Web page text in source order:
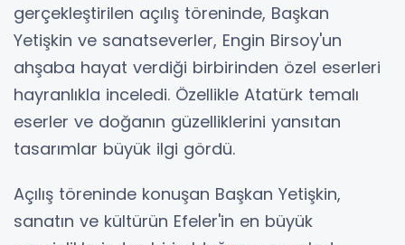
gerçekleştirilen açılış töreninde, Başkan
Yetişkin ve sanatseverler, Engin Birsoy'un
ahşaba hayat verdiği birbirinden özel eserleri
hayranlıkla inceledi. Özellikle Atatürk temalı
eserler ve doğanın güzelliklerini yansıtan
tasarımlar büyük ilgi gördü.
Açılış töreninde konuşan Başkan Yetişkin,
sanatın ve kültürün Efeler'in en büyük